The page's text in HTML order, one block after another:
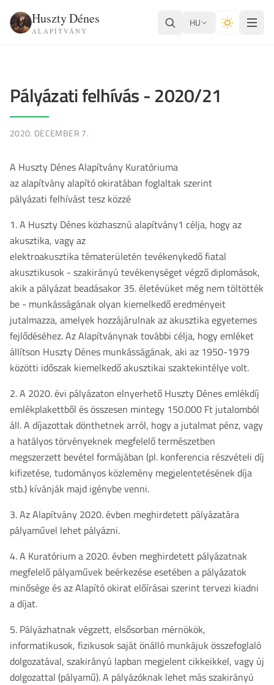
Huszty Dénes
ALAPÍTVÁNY
HU
Pályázati felhívás - 2020/21
2020. DECEMBER 7.
A Huszty Dénes Alapítvány Kuratóriuma
az alapítvány alapító okiratában foglaltak szerint
pályázati felhívást tesz közzé
1. A Huszty Dénes közhasznú alapítvány1 célja, hogy az
akusztika, vagy az
elektroakusztika tématerületén tevékenykedő fiatal
akusztikusok - szakirányú tevékenységet végző diplomások,
akik a pályázat beadásakor 35. életévüket még nem töltötték
be - munkásságának olyan kiemelkedő eredményeit
jutalmazza, amelyek hozzájárulnak az akusztika egyetemes
fejlődéséhez. Az Alapítványnak további célja, hogy emléket
állítson Huszty Dénes munkásságának, aki az 1950-1979
közötti időszak kiemelkedő akusztikai szaktekintélye volt.
2. A 2020. évi pályázaton elnyerhető Huszty Dénes emlékdíj
emlékplakettből és összesen mintegy 150.000 Ft jutalomból
áll. A díjazottak dönthetnek arról, hogy a jutalmat pénz, vagy
a hatályos törvényeknek megfelelő természetben
megszerzett bevétel formájában (pl. konferencia részvételi díj
kifizetése, tudományos közlemény megjelentetésének díja
stb.) kívánják majd igénybe venni.
3. Az Alapítvány 2020. évben meghirdetett pályázatára
pályaművel lehet pályázni.
4. A Kuratórium a 2020. évben meghirdetett pályázatnak
megfelelő pályaművek beérkezése esetében a pályázatok
minősége és az Alapító okirat előírásai szerint tervezi kiadni
a díjat.
5. Pályázhatnak végzett, elsősorban mérnökök,
informatikusok, fizikusok saját önálló munkájuk összefoglaló
dolgozatával, szakirányú lapban megjelent cikkeikkel, vagy új
dolgozattal (pályamű). A pályázóknak lehet más szakirányú